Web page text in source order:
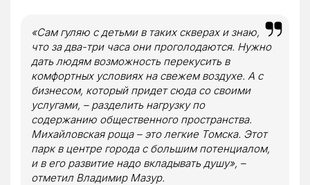
«Сам гуляю с детьми в таких скверах и знаю,
что за два-три часа они проголодаются. Нужно
дать людям возможность перекусить в
комфортных условиях на свежем воздухе. А с
бизнесом, который придет сюда со своими
услугами, – разделить нагрузку по
содержанию общественного пространства.
Михайловская роща – это легкие Томска. Этот
парк в центре города с большим потенциалом,
и в его развитие надо вкладывать душу», –
отметил Владимир Мазур.